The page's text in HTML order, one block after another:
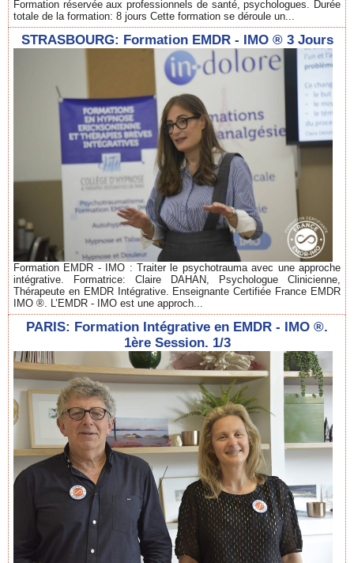
Formation réservée aux professionnels de santé, psychologues. Durée
totale de la formation: 8 jours Cette formation se déroule un...
STRASBOURG: Formation EMDR - IMO ® 3 Jours
Formation EMDR - IMO : Traiter le psychotrauma avec une approche
intégrative. Formatrice: Claire DAHAN, Psychologue Clinicienne,
Thérapeute en EMDR Intégrative. Enseignante Certifiée France EMDR
IMO ®. L’EMDR - IMO est une approch...
PARIS: Formation Intégrative en EMDR - IMO ®.
1ère Session. 1/3